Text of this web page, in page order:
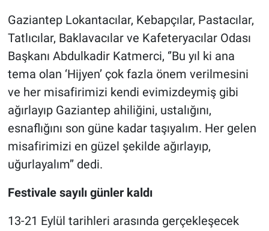
Gaziantep Lokantacılar, Kebapçılar, Pastacılar,
Tatlıcılar, Baklavacılar ve Kafeteryacılar Odası
Başkanı Abdulkadir Katmerci, ‘’Bu yıl ki ana
tema olan ‘Hijyen’ çok fazla önem verilmesini
ve her misafirimizi kendi evimizdeymiş gibi
ağırlayıp Gaziantep ahiliğini, ustalığını,
esnaflığını son güne kadar taşıyalım. Her gelen
misafirimizi en güzel şekilde ağırlayıp,
uğurlayalım’’ dedi.
Festivale sayılı günler kaldı
13-21 Eylül tarihleri arasında gerçekleşecek